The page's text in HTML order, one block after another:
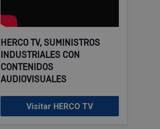
HERCO TV, SUMINISTROS
INDUSTRIALES CON
CONTENIDOS
AUDIOVISUALES
Visitar HERCO TV